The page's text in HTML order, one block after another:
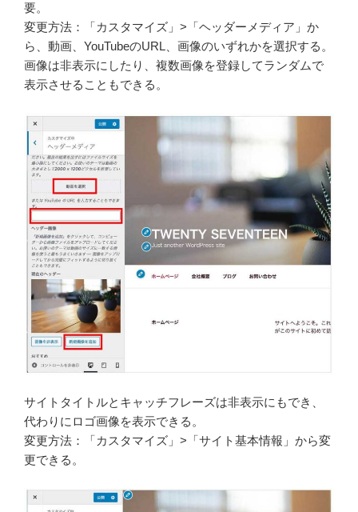
要。
変更方法：「カスタマイズ」>「ヘッダーメディア」か
ら、動画、YouTubeのURL、画像のいずれかを選択する。
画像は非表示にしたり、複数画像を登録してランダムで
表示させることもできる。
サイトタイトルとキャッチフレーズは非表示にもでき、
代わりにロゴ画像を表示できる。
変更方法：「カスタマイズ」>「サイト基本情報」から変
更できる。